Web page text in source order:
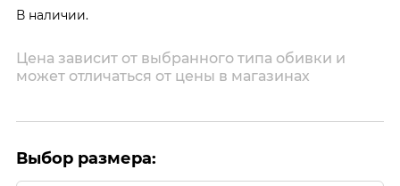
В наличии.
Цена зависит от выбранного типа обивки и
может отличаться от цены в магазинах
Выбор размера: